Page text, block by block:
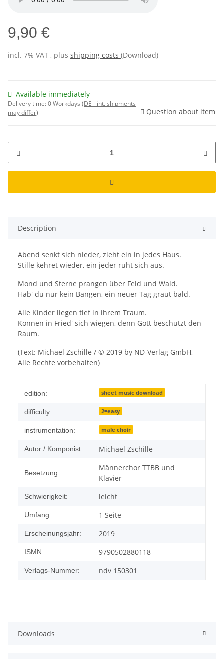
9,90 €
incl. 7% VAT , plus shipping costs (Download)
Available immediately
Delivery time:0 Workdays (DE - int. shipments
may differ)
Question about item
Description
Abend senkt sich nieder, zieht ein in jedes Haus.
Stille kehret wieder, ein jeder ruht sich aus.
Mond und Sterne prangen über Feld und Wald.
Hab' du nur kein Bangen, ein neuer Tag graut bald.
Alle Kinder liegen tief in ihrem Traum.
Können in Fried' sich wiegen, denn Gott beschützt den
Raum.
(Text: Michael Zschille / © 2019 by ND-Verlag GmbH,
Alle Rechte vorbehalten)
edition: sheet music download
difficulty: 2=easy
instrumentation: male choir
Autor / Komponist: Michael Zschille
Besetzung:
Männerchor TTBB und
Klavier
Schwierigkeit: leicht
Umfang: 1 Seite
Erscheinungsjahr: 2019
ISMN: 9790502880118
Verlags-Nummer: ndv 150301
Downloads